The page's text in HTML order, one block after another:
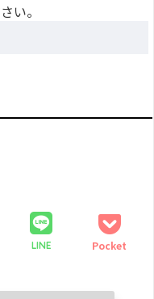
い。
LINE Pocket